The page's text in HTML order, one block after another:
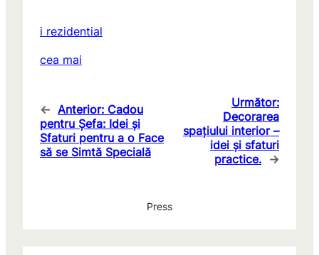
i rezidential
cea mai
← Anterior: Cadou
pentru Șefa: Idei și
Sfaturi pentru a o Face
să se Simtă Specială
Următor:
Decorarea
spațiului interior –
idei și sfaturi
practice. →
Press